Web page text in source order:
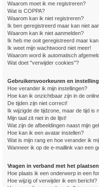
Waarom moet ik me registreren?
Wat is COPPA?
Waarom kan ik niet registreren?
Ik ben geregistreerd maar kan niet
Waarom kan ik niet aanmelden?
Ik heb me ooit geregistreerd maar
Ik weet mijn wachtwoord niet meer!
Waarom word ik automatisch
Wat doet "verwijder cookies"?
Gebruikersvoorkeuren en
Hoe verander ik mijn instellingen?
Hoe kan ik onzichtbaar zijn in de
De tijden zijn niet correct!
Ik wijzigde de tijdzone, maar de tijd is
Mijn taal zit niet in de lijst!
Wat zijn de afbeeldingen naast mijn
Hoe kan ik een avatar instellen?
Wat is mijn rang en hoe verander ik
Wanneer ik op de e-maillink van een
Vragen in verband met het
Hoe plaats ik een onderwerp in een
Hoe wijzig of verwijder ik een bericht?